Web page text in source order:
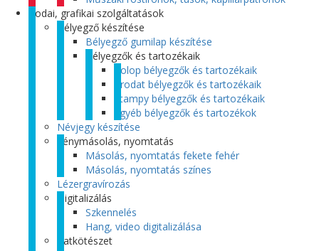
Irodai, grafikai szolgáltatások
Bélyegző készítése
Bélyegző gumilap készítése
Bélyegzők és tartozékaik
Colop bélyegzők és tartozékaik
Trodat bélyegzők és tartozékaik
Stampy bélyegzők és tartozékaik
Egyéb bélyegzők és tartozékok
Névjegy készítése
Fénymásolás, nyomtatás
Másolás, nyomtatás fekete fehér
Másolás, nyomtatás színes
Lézergravírozás
Digitalizálás
Szkennelés
Hang, video digitalizálása
Iratkötészet